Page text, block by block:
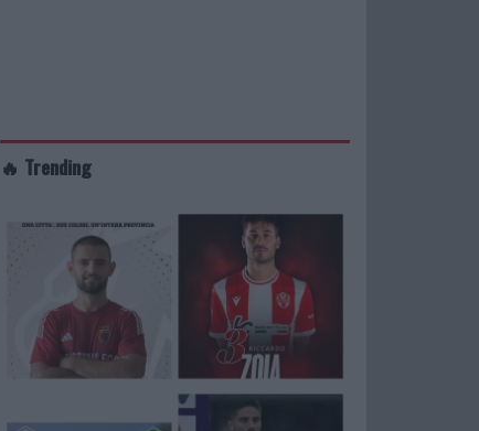
🔥 Trending